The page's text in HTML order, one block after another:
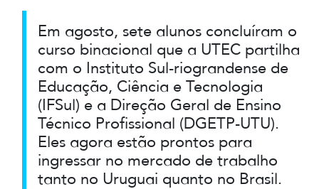
Em agosto, sete alunos concluíram o
curso binacional que a UTEC partilha
com o Instituto Sul-riograndense de
Educação, Ciência e Tecnologia
(IFSul) e a Direção Geral de Ensino
Técnico Profissional (DGETP-UTU).
Eles agora estão prontos para
ingressar no mercado de trabalho
tanto no Uruguai quanto no Brasil.